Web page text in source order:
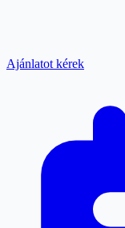
Ajánlatot kérek